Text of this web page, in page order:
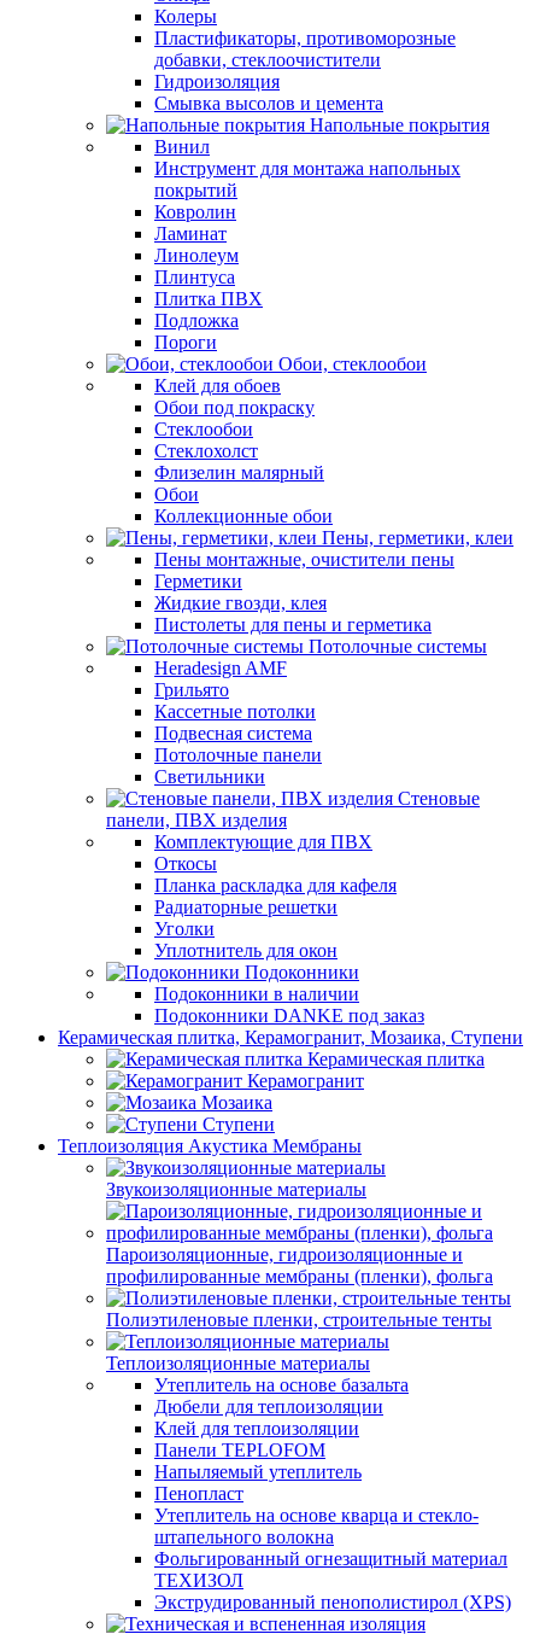
Колеры
Пластификаторы, противоморозные
добавки, стеклоочистители
Гидроизоляция
Смывка высолов и цемента
Напольные покрытия
Винил
Инструмент для монтажа напольных
покрытий
Ковролин
Ламинат
Линолеум
Плинтуса
Плитка ПВХ
Подложка
Пороги
Обои, стеклообои
Клей для обоев
Обои под покраску
Стеклообои
Стеклохолст
Флизелин малярный
Обои
Коллекционные обои
Пены, герметики, клеи
Пены монтажные, очистители пены
Герметики
Жидкие гвозди, клея
Пистолеты для пены и герметика
Потолочные системы
Heradesign AMF
Грильято
Кассетные потолки
Подвесная система
Потолочные панели
Светильники
Стеновые
панели, ПВХ изделия
Комплектующие для ПВХ
Откосы
Планка раскладка для кафеля
Радиаторные решетки
Уголки
Уплотнитель для окон
Подоконники
Подоконники в наличии
Подоконники DANKE под заказ
Керамическая плитка, Керамогранит, Мозаика, Ступени
Керамическая плитка
Керамогранит
Мозаика
Ступени
Теплоизоляция Акустика Мембраны
Звукоизоляционные материалы
Пароизоляционные, гидроизоляционные и
профилированные мембраны (пленки), фольга
Полиэтиленовые пленки, строительные тенты
Теплоизоляционные материалы
Утеплитель на основе базальта
Дюбели для теплоизоляции
Клей для теплоизоляции
Панели TEPLOFOM
Напыляемый утеплитель
Пенопласт
Утеплитель на основе кварца и стекло-
штапельного волокна
Фольгированный огнезащитный материал
ТЕХИЗОЛ
Экструдированный пенополистирол (XPS)